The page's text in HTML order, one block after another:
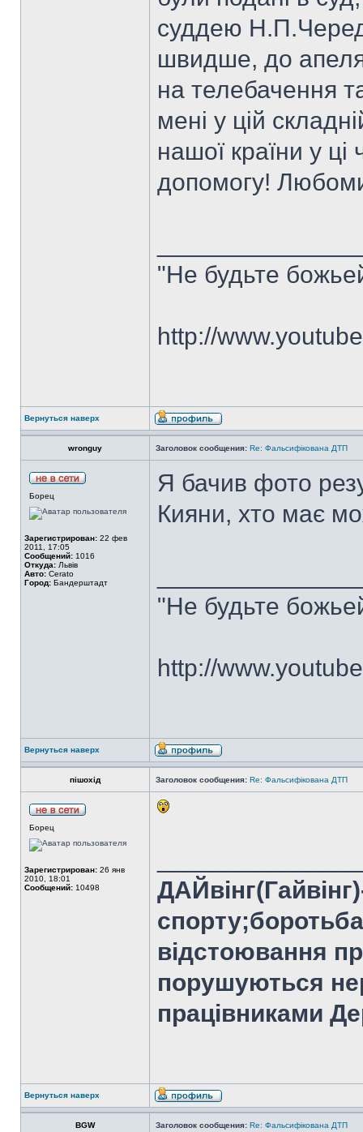
суддею
швидше, до
на телебачення
мені у цій
нашої країни у
допомогу!
"Не будьте
http://
Вернуться наверх
wronguy Заголовок сообщения: Re: Фальсифікована ДТП
Борец
Зарегистрирован: 22 фев
2011, 17:05
Сообщений: 1016
Откуда: Львів
Авто: Cerato
Город: Бандерштадт
Я бачив фото
Кияни, хто має
"Не будьте
http://
Вернуться наверх
пішохід Заголовок сообщения: Re: Фальсифікована ДТП
Борец
Зарегистрирован: 26 янв
2010, 18:01
Сообщений: 10498
відстоювання
порушуються
працівниками
Вернуться наверх
BGW Заголовок сообщения: Re: Фальсифікована ДТП